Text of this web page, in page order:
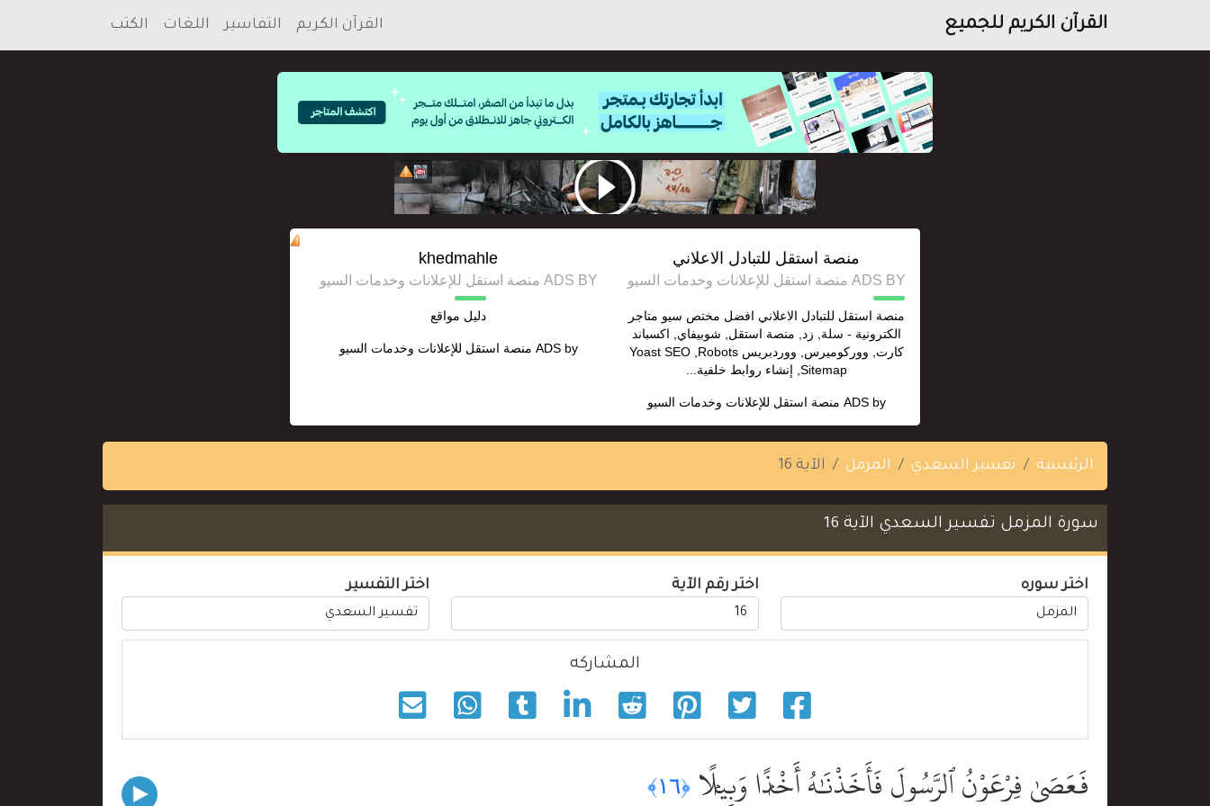
القرآن الكريم للجميع القرآن الكريم التفاسير اللغات الكتب
منصة استقل للتبادل الاعلاني
ADS BY منصة استقل للإعلانات وخدمات السيو
منصة استقل للتبادل الاعلاني افضل مختص سيو متاجر
الكترونية - سلة, زد, منصة استقل, شوبيفاي, اكسباند
كارت, ووركوميرس, ووردبريس Yoast SEO ,Robots
,Sitemap إنشاء روابط خلفية...
ADS by منصة استقل للإعلانات وخدمات السيو
khedmahle
ADS BY منصة استقل للإعلانات وخدمات السيو
دليل مواقع
ADS by منصة استقل للإعلانات وخدمات السيو
الرئيسية تفسير السعدي المزمل الآية 16
سورة المزمل تفسير السعدي الآية 16
اختر سوره اختر رقم الآية اختر التفسير
المشاركه
فَعَصَىٰ فِرْعَوْنُ ٱلرَّسُولَ فَأَخَذْنَٰهُ أَخْذًۭا وَبِيلًۭا ﴿١٦﴾